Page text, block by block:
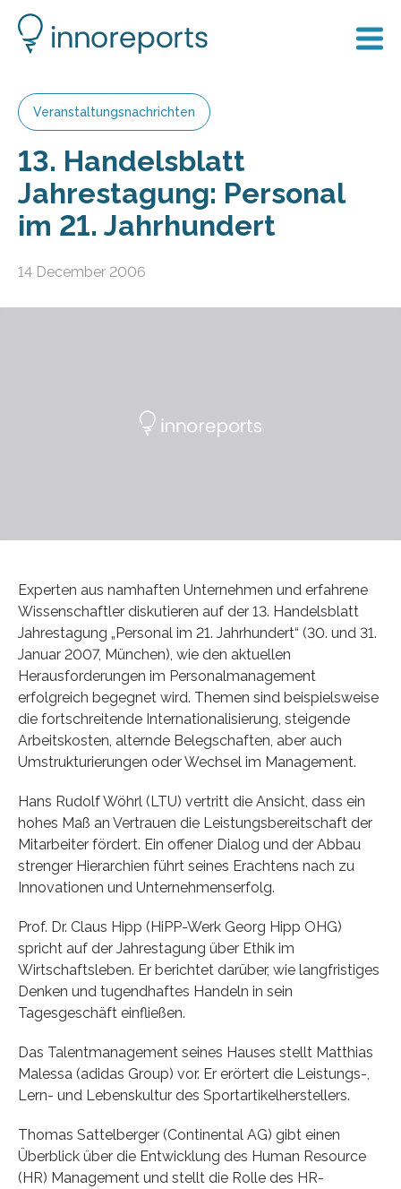
Veranstaltungsnachrichten
13. Handelsblatt
Jahrestagung: Personal
im 21. Jahrhundert
14 December 2006
Experten aus namhaften Unternehmen und erfahrene
Wissenschaftler diskutieren auf der 13. Handelsblatt
Jahrestagung „Personal im 21. Jahrhundert“ (30. und 31.
Januar 2007, München), wie den aktuellen
Herausforderungen im Personalmanagement
erfolgreich begegnet wird. Themen sind beispielsweise
die fortschreitende Internationalisierung, steigende
Arbeitskosten, alternde Belegschaften, aber auch
Umstrukturierungen oder Wechsel im Management.
Hans Rudolf Wöhrl (LTU) vertritt die Ansicht, dass ein
hohes Maß an Vertrauen die Leistungsbereitschaft der
Mitarbeiter fördert. Ein offener Dialog und der Abbau
strenger Hierarchien führt seines Erachtens nach zu
Innovationen und Unternehmenserfolg.
Prof. Dr. Claus Hipp (HiPP-Werk Georg Hipp OHG)
spricht auf der Jahrestagung über Ethik im
Wirtschaftsleben. Er berichtet darüber, wie langfristiges
Denken und tugendhaftes Handeln in sein
Tagesgeschäft einfließen.
Das Talentmanagement seines Hauses stellt Matthias
Malessa (adidas Group) vor. Er erörtert die Leistungs-,
Lern- und Lebenskultur des Sportartikelherstellers.
Thomas Sattelberger (Continental AG) gibt einen
Überblick über die Entwicklung des Human Resource
(HR) Management und stellt die Rolle des HR-